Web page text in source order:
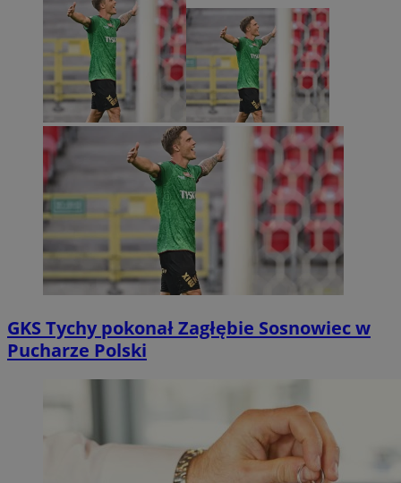
GKS Tychy pokonał Zagłębie Sosnowiec w
Pucharze Polski